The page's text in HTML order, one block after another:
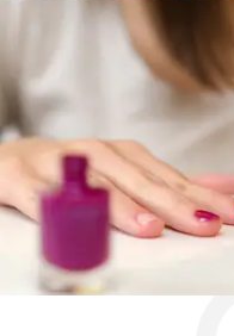
Más sobre este tema:
Trucos tutorial